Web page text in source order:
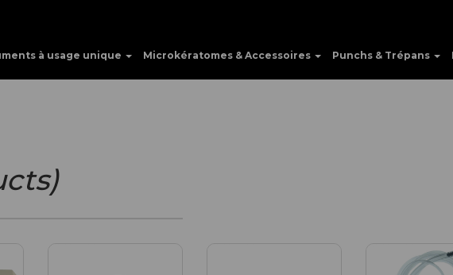
à usage unique Microkératomes & Accessoires Punchs & Trépans